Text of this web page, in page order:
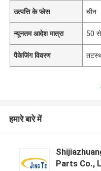
उत्पत्ति के प्लेस चीन
न्यूनतम आदेश मात्रा 50
पैकेजिंग विवरण
हमारे बारे में
Parts Co.,